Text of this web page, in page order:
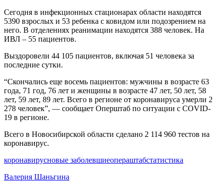
Сегодня в инфекционных стационарах области находятся
5390 взрослых и 53 ребенка с ковидом или подозрением на
него. В отделениях реанимации находятся 388 человек. На
ИВЛ – 55 пациентов.
Выздоровели 44 105 пациентов, включая 51 человека за
последние сутки.
“Скончались еще восемь пациентов: мужчины в возрасте 63
года, 71 год, 76 лет и женщины в возрасте 47 лет, 50 лет, 58
лет, 59 лет, 89 лет. Всего в регионе от коронавируса умерли 2
278 человек”, — сообщает Оперштаб по ситуации с COVID-
19 в регионе.
Всего в Новосибирской области сделано 2 114 960 тестов на
коронавирус.
коронавирусновые заболевшиеопераштабстатистика
Валерия Шаньгина